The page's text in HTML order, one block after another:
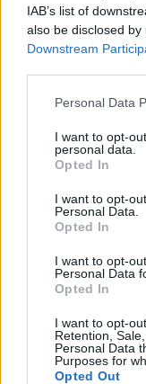
IAB’s list of
also be disclosed
Downstream
Personal Data
I want to opt-
personal data.
Opted In
I want to opt-
Personal Data.
Opted In
I want to opt-
Personal Data
Opted In
I want to opt-
Retention,
Personal Data
Purposes for
Opted Out
ΗΠΑ: Ο Ντόναλντ
δολάρια για τη
άνθρακα